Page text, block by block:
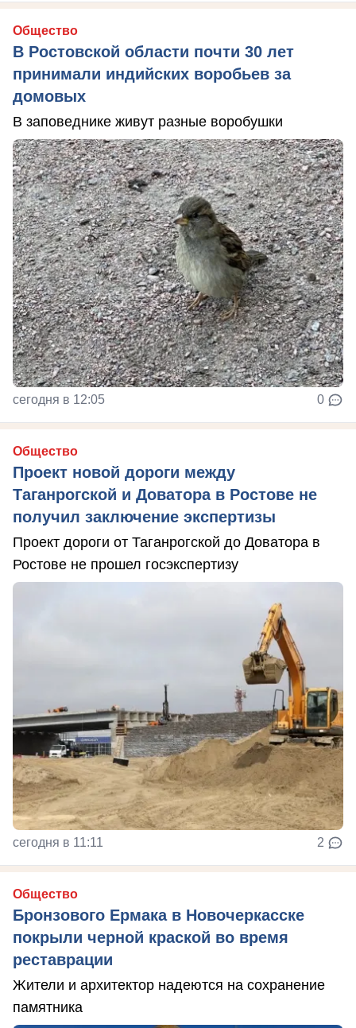
Общество
В Ростовской области почти 30 лет
принимали индийских воробьев за
домовых
В заповеднике живут разные воробушки
сегодня в 12:05 0
Общество
Проект новой дороги между
Таганрогской и Доватора в Ростове не
получил заключение экспертизы
Проект дороги от Таганрогской до Доватора в
Ростове не прошел госэкспертизу
сегодня в 11:11 2
Общество
Бронзового Ермака в Новочеркасске
покрыли черной краской во время
реставрации
Жители и архитектор надеются на сохранение
памятника